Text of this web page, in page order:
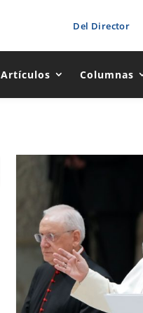
Del Director
Artículos Columnas